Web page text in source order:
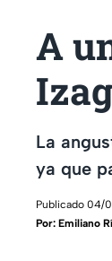
A
La
ya que
Publicado 04/
Por: Emiliano